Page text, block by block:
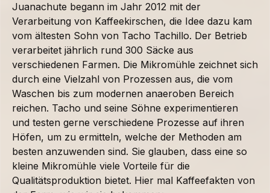
Juanachute begann im Jahr 2012 mit der
Verarbeitung von Kaffeekirschen, die Idee dazu kam
vom ältesten Sohn von Tacho Tachillo. Der Betrieb
verarbeitet jährlich rund 300 Säcke aus
verschiedenen Farmen. Die Mikromühle zeichnet sich
durch eine Vielzahl von Prozessen aus, die vom
Waschen bis zum modernen anaeroben Bereich
reichen. Tacho und seine Söhne experimentieren
und testen gerne verschiedene Prozesse auf ihren
Höfen, um zu ermitteln, welche der Methoden am
besten anzuwenden sind. Sie glauben, dass eine so
kleine Mikromühle viele Vorteile für die
Qualitätsproduktion bietet. Hier mal Kaffeefakten von